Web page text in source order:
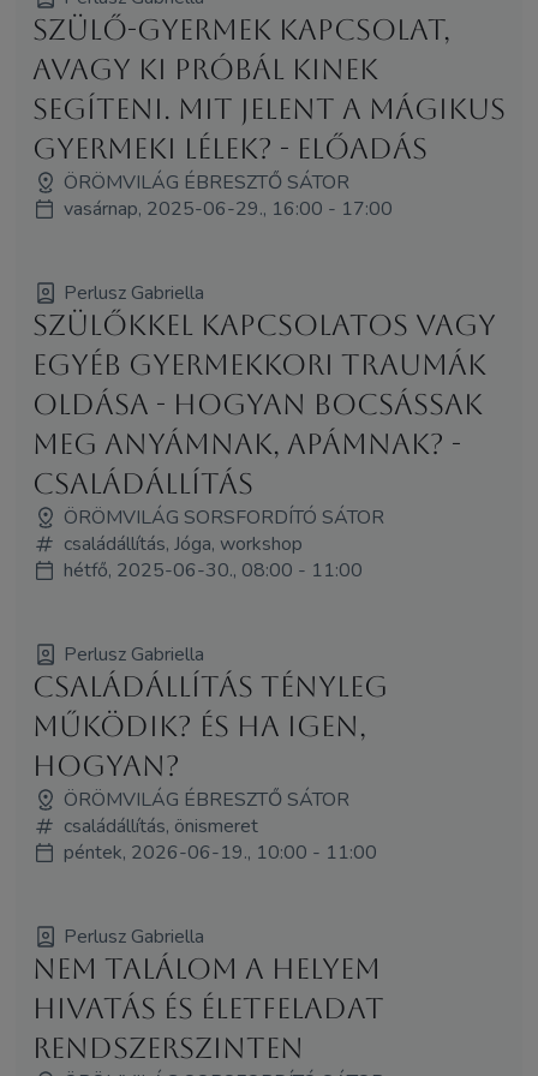
Szülő-gyermek kapcsolat,
avagy ki próbál kinek
segíteni. Mit jelent a mágikus
gyermeki lélek? - előadás
ÖRÖMVILÁG ÉBRESZTŐ SÁTOR
vasárnap, 2025-06-29., 16:00 - 17:00
Perlusz Gabriella
Szülőkkel kapcsolatos vagy
egyéb gyermekkori traumák
oldása - Hogyan bocsássak
meg anyámnak, apámnak? -
családállítás
ÖRÖMVILÁG SORSFORDÍTÓ SÁTOR
családállítás, Jóga, workshop
hétfő, 2025-06-30., 08:00 - 11:00
Perlusz Gabriella
Családállítás tényleg
működik? És ha igen,
hogyan?
ÖRÖMVILÁG ÉBRESZTŐ SÁTOR
családállítás, önismeret
péntek, 2026-06-19., 10:00 - 11:00
Perlusz Gabriella
Nem találom a helyem
Hivatás és életfeladat
rendszerszinten